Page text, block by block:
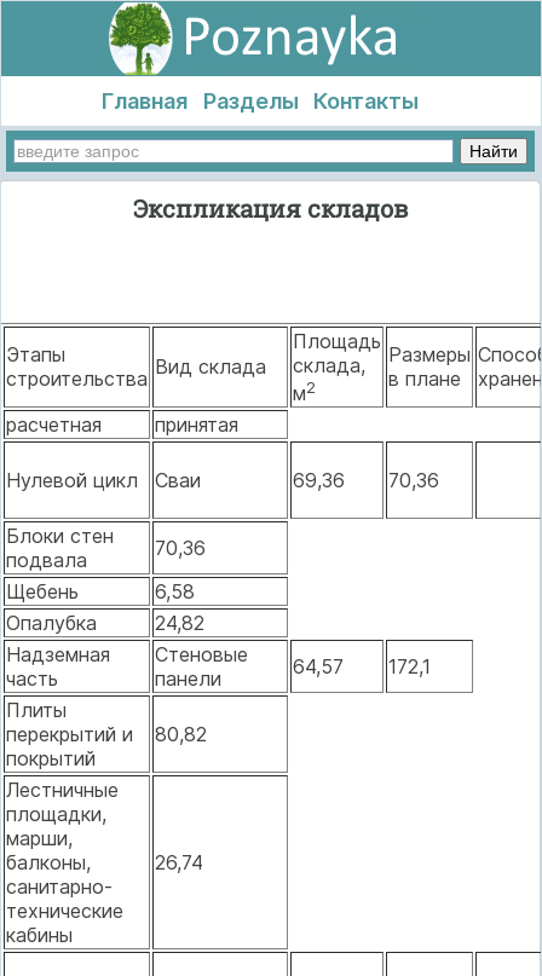
Главная Разделы Контакты
Экспликация складов
Этапы
строительства Вид склада
Площадь
склада,
м2
Размеры
в плане
расчетная
принятая
Нулевой цикл Сваи 69,36 70,36
Блоки стен
подвала
70,36
Щебень
6,58
Опалубка
24,82
Надземная
часть
Стеновые
панели
64,57
172,1
Плиты
перекрытий и
покрытий
80,82
Лестничные
площадки,
марши,
балконы,
санитарно-
технические
кабины
26,74